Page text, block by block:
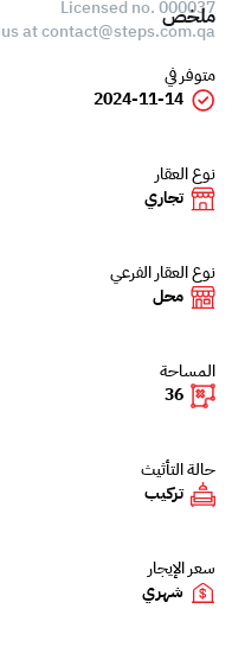
Licensed no. 000037
Email us atcontact@steps.com.qa
ملخص
متوفر في
2024-11-14
نوع العقار
تجاري
نوع العقار الفرعي
محل
المساحة
36
حالة التأثيث
تركيب
سعر الإيجار
شهري